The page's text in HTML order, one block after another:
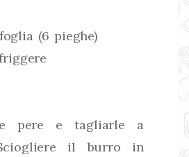
(6 pieghe)
pere e tagliarle a
il burro in